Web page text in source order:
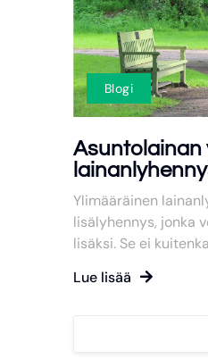
Blogi
Asuntolainan
Ylimääräinen
lisälyhennys, jonka
lisäksi. Se ei
Lue lisää